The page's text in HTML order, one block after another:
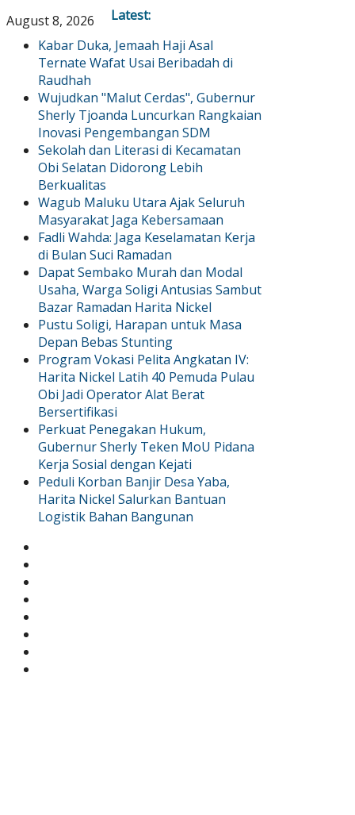
August 8, 2026
Latest:
Kabar Duka, Jemaah Haji Asal
Ternate Wafat Usai Beribadah di
Raudhah
Wujudkan "Malut Cerdas", Gubernur
Sherly Tjoanda Luncurkan Rangkaian
Inovasi Pengembangan SDM
Sekolah dan Literasi di Kecamatan
Obi Selatan Didorong Lebih
Berkualitas
Wagub Maluku Utara Ajak Seluruh
Masyarakat Jaga Kebersamaan
Fadli Wahda: Jaga Keselamatan Kerja
di Bulan Suci Ramadan
Dapat Sembako Murah dan Modal
Usaha, Warga Soligi Antusias Sambut
Bazar Ramadan Harita Nickel
Pustu Soligi, Harapan untuk Masa
Depan Bebas Stunting
Program Vokasi Pelita Angkatan IV:
Harita Nickel Latih 40 Pemuda Pulau
Obi Jadi Operator Alat Berat
Bersertifikasi
Perkuat Penegakan Hukum,
Gubernur Sherly Teken MoU Pidana
Kerja Sosial dengan Kejati
Peduli Korban Banjir Desa Yaba,
Harita Nickel Salurkan Bantuan
Logistik Bahan Bangunan